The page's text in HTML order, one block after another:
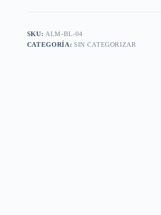
SKU:ALM-BL-04
CATEGORÍA: SIN CATEGORIZAR